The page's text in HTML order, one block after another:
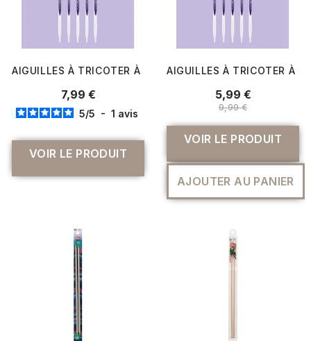
AIGUILLES À TRICOTER À 2 POINTES PRYM
7,99 €
5/5 - 1 avis
VOIR LE PRODUIT
AIGUILLES À TRICOTER À
5,99 €
9,99 €
VOIR LE PRODUIT
AJOUTER AU PANIER